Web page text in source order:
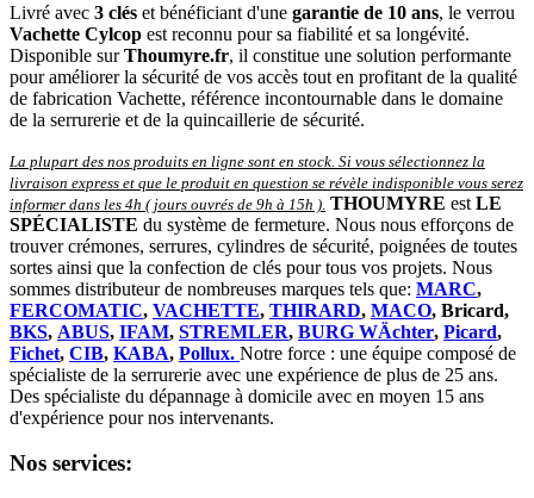
Livré avec 3 clés et bénéficiant d'une garantie de 10 ans, le verrou
Vachette Cylcop est reconnu pour sa fiabilité et sa longévité.
Disponible surThoumyre.fr, il constitue une solution performante
pour améliorer la sécurité de vos accès tout en profitant de la qualité
de fabrication Vachette, référence incontournable dans le domaine
de la serrurerie et de la quincaillerie de sécurité.
La plupart des nos produits en ligne sont en stock. Si vous sélectionnez la
livraison express et que le produit en question se révèle indisponible vous serez
informer dans les 4h ( jours ouvrés de 9h à 15h ) THOUMYRE est LE
SPÉCIALISTE du système de fermeture. Nous nous efforçons de
trouver crémones, serrures, cylindres de sécurité, poignées de toutes
sortes ainsi que la confection de clés pour tous vos projets. Nous
sommes distributeur de nombreuses marques tels que: MARC,
FERCOMATIC, VACHETTE, THIRARD, MACO, Bricard,
BKS, ABUS, IFAM, STREMLER, BURG WÄchter, Picard,
Fichet, CIB, KABA, Pollux. Notre force : une équipe composé de
spécialiste de la serrurerie avec une expérience de plus de 25 ans.
Des spécialiste du dépannage à domicile avec en moyen 15 ans
d'expérience pour nos intervenants.
Nos services: